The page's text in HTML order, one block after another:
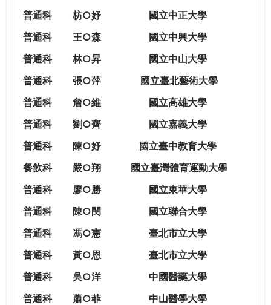
WAGOR
TODAY
WORLD
TOMORROW
普通科
枋○妤
國立中正大學
普通科
王○森
國立中興大學
普通科
林○昇
國立中山大學
普通科
張○萍
國立臺北藝術大學
普通科
詹○維
國立高雄大學
普通科
劉○齊
國立嘉義大學
普通科
陳○妤
國立臺中教育大學
餐飲科
嚴○翔 國立臺灣體育運動大學
普通科
廖○勝
國立東華大學
普通科
陳○閔
國立聯合大學
普通科
馮○憲
臺北市立大學
普通科
黃○恩
臺北市立大學
普通科 吳○洋
中國醫藥大學
普通科
蕭○菲
中山醫學大學